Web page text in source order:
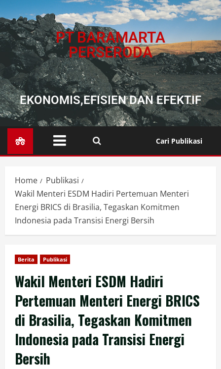
PT BARAMARTA
PERSERODA
EKONOMIS,EFISIEN DAN EFEKTIF
Cari Publikasi
Home
Publikasi
Wakil Menteri ESDM Hadiri Pertemuan Menteri
Energi BRICS di Brasilia, Tegaskan Komitmen
Indonesia pada Transisi Energi Bersih
Berita Publikasi
Wakil Menteri ESDM Hadiri
Pertemuan Menteri Energi BRICS
di Brasilia, Tegaskan Komitmen
Indonesia pada Transisi Energi
Bersih